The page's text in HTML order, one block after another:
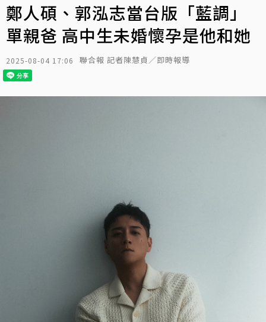
鄭人碩、郭泓志當台版「藍調」
單親爸 高中生未婚懷孕是他和她
2025-08-04 17:06 聯合報 記者陳慧貞／即時報導